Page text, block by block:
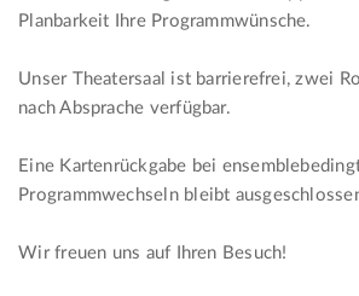
Planbarkeit Ihre Programmwünsche.
Unser Theatersaal ist barrierefrei, zwei
nach Absprache verfügbar.
Eine Kartenrückgabe bei
Programmwechseln bleibt
Wir freuen uns auf Ihren Besuch!